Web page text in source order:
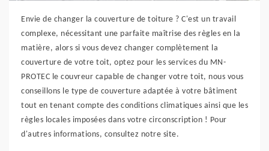
Envie de changer la couverture de toiture ? C'est un travail
complexe, nécessitant une parfaite maîtrise des règles en la
matière, alors si vous devez changer complètement la
couverture de votre toit, optez pour les services du MN-
PROTEC le couvreur capable de changer votre toit, nous vous
conseillons le type de couverture adaptée à votre bâtiment
tout en tenant compte des conditions climatiques ainsi que les
règles locales imposées dans votre circonscription ! Pour
d'autres informations, consultez notre site.